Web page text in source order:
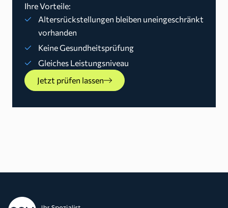
Ihre Vorteile:
Altersrückstellungen bleiben uneingeschränkt
vorhanden
Keine Gesundheitsprüfung
Gleiches Leistungsniveau
Jetzt prüfen lassen